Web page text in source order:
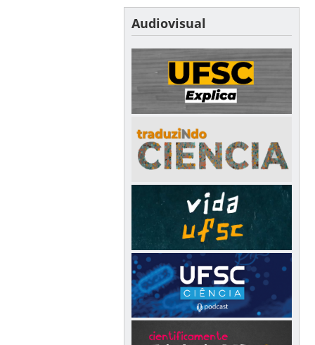
Audiovisual